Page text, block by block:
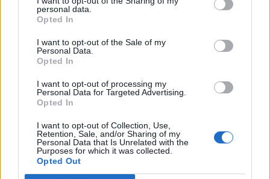
personal data.
Opted In
I want to opt-out of the Sale of my
Personal Data.
Opted In
I want to opt-out of processing my
Personal Data for Targeted Advertising.
Opted In
I want to opt-out of Collection, Use,
Retention, Sale, and/or Sharing of my
Personal Data that Is Unrelated with the
Purposes for which it was collected.
Opted Out
Skoda: Ξεκίνησε η παραγωγή του νέου Peaq –
ΝΊΚΟΣ ΝΑΟΎΜ 6.8.2026